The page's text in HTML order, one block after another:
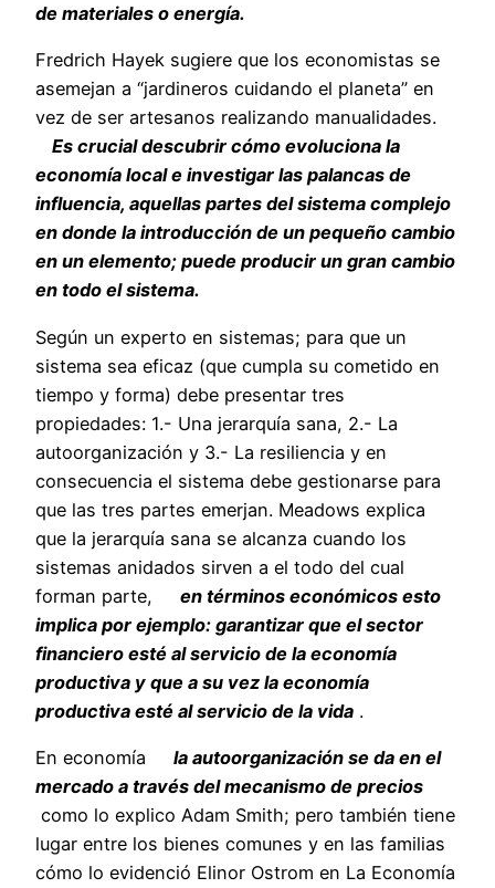
de materiales o energía.
Fredrich Hayek sugiere que los economistas se
asemejan a “jardineros cuidando el planeta” en
vez de ser artesanos realizando manualidades.
Es crucial descubrir cómo evoluciona la
economía local e investigar las palancas de
influencia, aquellas partes del sistema complejo
en donde la introducción de un pequeño cambio
en un elemento; puede producir un gran cambio
en todo el sistema.
Según un experto en sistemas; para que un
sistema sea eficaz (que cumpla su cometido en
tiempo y forma) debe presentar tres
propiedades: 1.- Una jerarquía sana, 2.- La
autoorganización y 3.- La resiliencia y en
consecuencia el sistema debe gestionarse para
que las tres partes emerjan. Meadows explica
que la jerarquía sana se alcanza cuando los
sistemas anidados sirven a el todo del cual
forman parte,
en términos económicos esto
implica por ejemplo: garantizar que el sector
financiero esté al servicio de la economía
productiva y que a su vez la economía
productiva esté al servicio de la vida .
En economía
la autoorganización se da en el
mercado a través del mecanismo de precios
como lo explico Adam Smith; pero también tiene
lugar entre los bienes comunes y en las familias
cómo lo evidenció Elinor Ostrom en La Economía